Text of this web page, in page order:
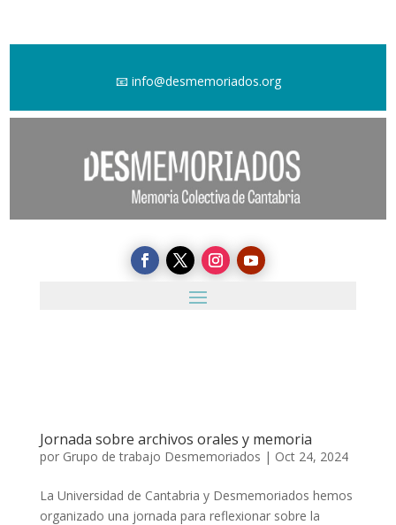
📧 info@desmemoriados.org
Jornada sobre archivos orales y memoria
por Grupo de trabajo Desmemoriados | Oct 24, 2024
La Universidad de Cantabria y Desmemoriados hemos
organizado una jornada para reflexionar sobre la